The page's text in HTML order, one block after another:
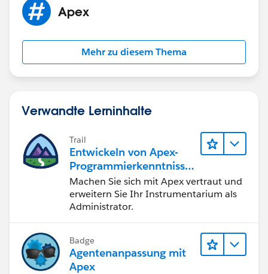
Apex
Mehr zu diesem Thema
Verwandte Lerninhalte
Trail
Entwickeln von Apex-
Programmierkenntnisse
n
Machen Sie sich mit Apex vertraut und
erweitern Sie Ihr Instrumentarium als
Administrator.
Badge
Agentenanpassung mit
Apex